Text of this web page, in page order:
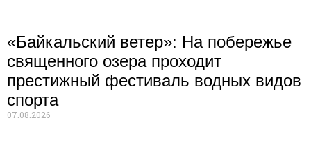
«Байкальский ветер»: На побережье
священного озера проходит
престижный фестиваль водных видов
спорта
07.08.2026